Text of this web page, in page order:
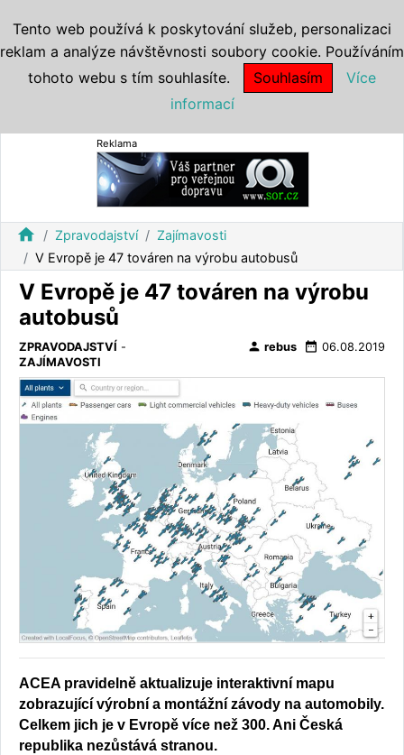
Reklama
home Zpravodajství
Zajímavosti
V Evropě je 47 továren na výrobu autobusů
V Evropě je 47 továren na výrobu
autobusů
ZPRAVODAJSTVÍ -
ZAJÍMAVOSTI
person rebus date_range 06.08.2019
ACEA pravidelně aktualizuje interaktivní mapu
zobrazující výrobní a montážní závody na automobily.
Celkem jich je v Evropě více než 300. Ani Česká
republika nezůstává stranou.
Tento web používá k poskytování služeb, personalizaci
reklam a analýze návštěvnosti soubory cookie. Používáním
tohoto webu s tím souhlasíte.
Souhlasím
Více
informací